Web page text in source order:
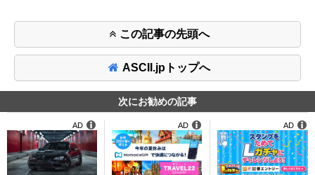
この記事の先頭へ
ASCII.jpトップへ
次にお勧めの記事
AD AD AD